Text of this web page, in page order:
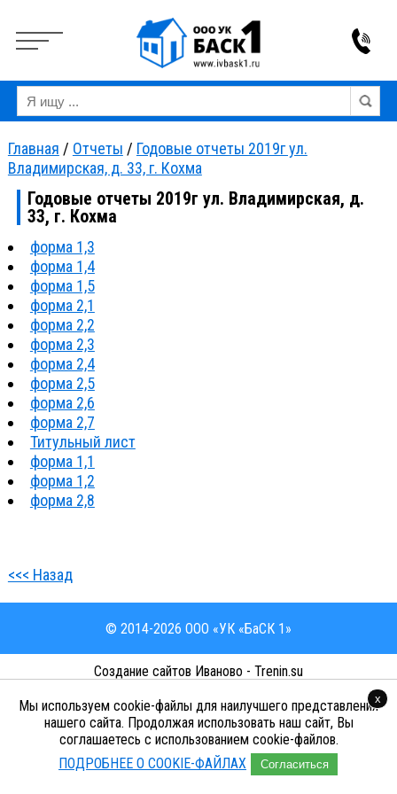
Версия для слабовидящих: Вкл Изображения: Выкл
Главная / Отчеты / Годовые отчеты 2019г ул.
Владимирская, д. 33, г. Кохма
Годовые отчеты 2019г ул. Владимирская, д.
33, г. Кохма
форма 1,3
форма 1,4
форма 1,5
форма 2,1
форма 2,2
форма 2,3
форма 2,4
форма 2,5
форма 2,6
форма 2,7
Титульный лист
форма 1,1
форма 1,2
форма 2,8
<<< Назад
© 2014-2026 ООО «УК «БаСК 1»
Cоздание сайтов Иваново - Trenin.su
Мы используем cookie-файлы для наилучшего представления
нашего сайта. Продолжая использовать наш сайт, Вы
соглашаетесь с использованием cookie-файлов.
ПОДРОБНЕЕ О COOKIE-ФАЙЛАХ
Согласиться
x